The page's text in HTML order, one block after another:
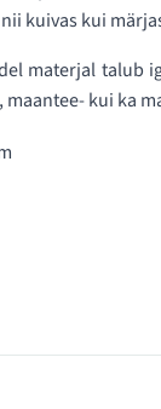
kuivas kui
materjal talub
kui ka